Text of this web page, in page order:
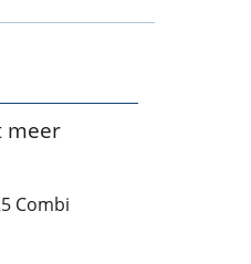
meer
Combi